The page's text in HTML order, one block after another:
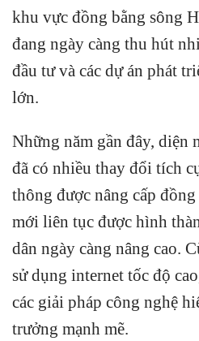
khu vực đồng bằng sông
đang ngày càng thu hút
đầu tư và các dự án phát
lớn.
Những năm gần đây, diện
đã có nhiều thay đổi tích
thông được nâng cấp
mới liên tục được hình
dân ngày càng nâng cao.
sử dụng internet tốc độ
các giải pháp công nghệ
trưởng mạnh mẽ.